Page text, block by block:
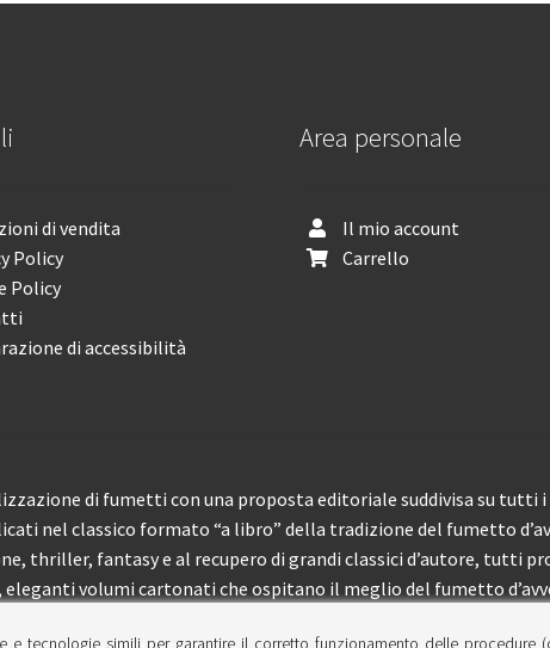
di vendita
Policy
Policy
di accessibilità
Area personale
Il mio account
Carrello
di fumetti con una proposta editoriale suddivisa su tutti
nel classico formato “a libro” della tradizione del fumetto
thriller, fantasy e al recupero di grandi classici d’autore, tutti
volumi cartonati che ospitano il meglio del fumetto
e tecnologie simili per garantire il corretto funzionamento delle procedure